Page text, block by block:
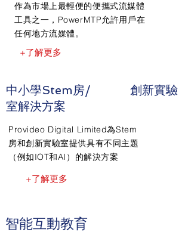
作為市場上最輕便的便攜式流媒體
工具之一，PowerMTP允許用戶在
任何地方流媒體。
+了解更多
中小學Stem房/ 創新實驗
室解決方案
Provideo Digital Limited為Stem
房和創新實驗室提供具有不同主題
（例如IOT和AI）的解決方案
+了解更多
智能互動教育